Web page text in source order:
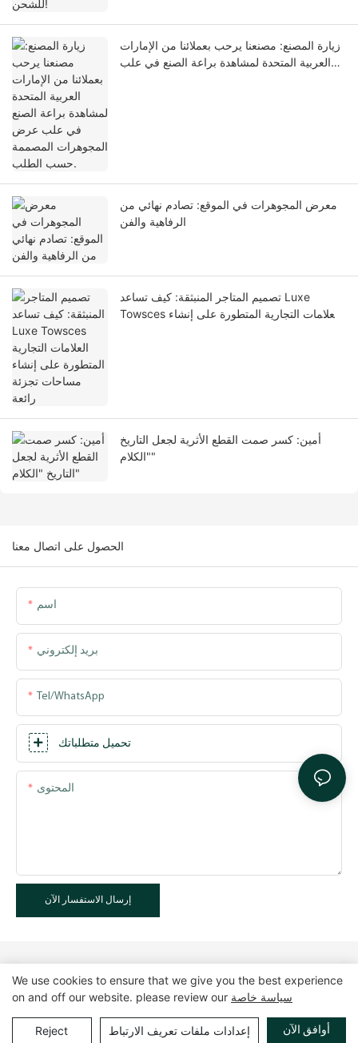
زيارة المصنع: مصنعنا يرحب بعملائنا من الإمارات
العربية المتحدة لمشاهدة براعة الصنع في علب
معرض المجوهرات في الموقع: تصادم نهائي من
الرفاهية والفن
تصميم المتاجر المنبثقة: كيف تساعد Luxe
Towsces العلامات التجارية المتطورة على إنشاء
أمين: كسر صمت القطع الأثرية لجعل التاريخ
"الكلام"
الحصول على اتصال معنا
اسم
بريد إلكتروني
Tel/WhatsApp
تحميل متطلباتك
المحتوى
إرسال الاستفسار الآن
حقوق الطبع والنشر © 2025 GuangZhou LUXE Showcases
www.luxeshowcases.com |
خريطة الموقع | سياسة الخصوصية
We use cookies to ensure that we give you the best experience
on and off our website. please review our سياسة خاصة
Reject إعدادات ملفات تعريف الارتباط أوافق الآن